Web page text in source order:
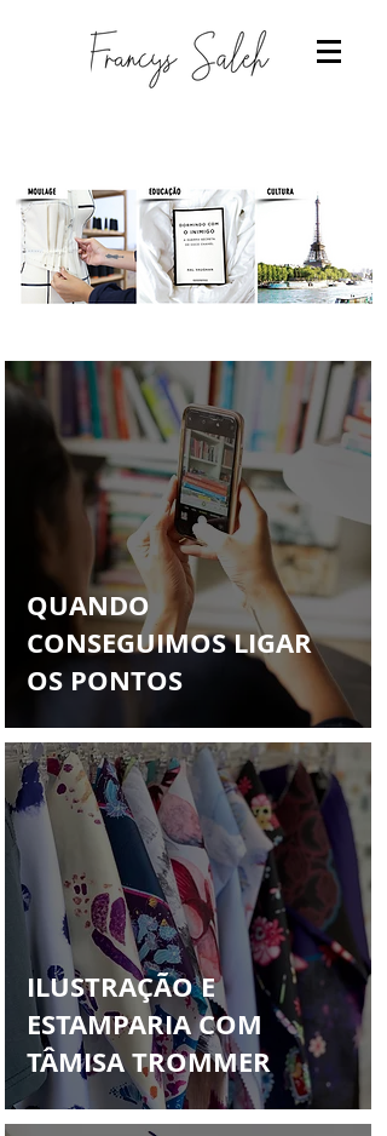
-Trabalhar com
Francys Saleh
QUANDO
CONSEGUIMOS LIGAR
OS PONTOS
ILUSTRAÇÃO E
ESTAMPARIA COM
TÂMISA TROMMER